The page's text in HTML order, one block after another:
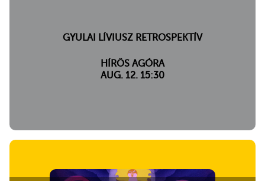
GYULAI LÍVIUSZ RETROSPEKTÍV
HÍRÖS AGÓRA
AUG. 12. 15:30